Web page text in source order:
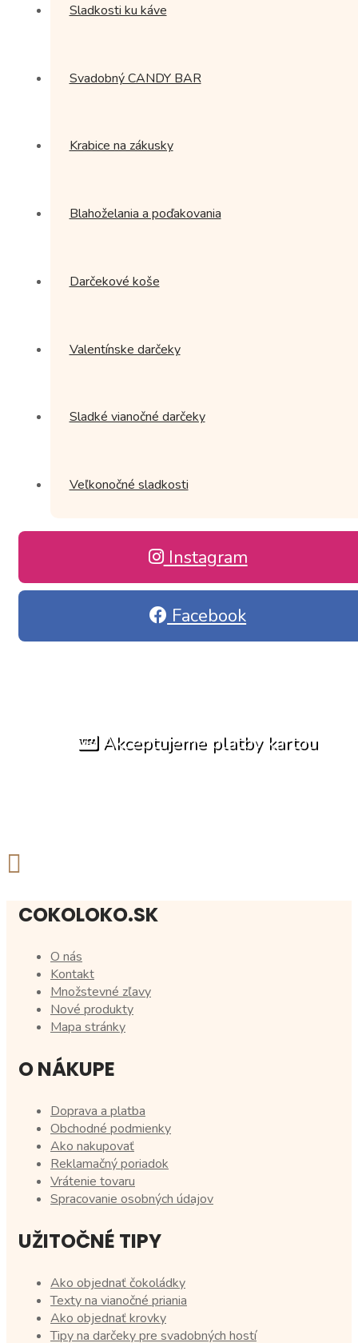
Sladkosti ku káve
Svadobný CANDY BAR
Krabice na zákusky
Blahoželania a poďakovania
Darčekové koše
Valentínske darčeky
Sladké vianočné darčeky
Veľkonočné sladkosti
Instagram
Facebook
Akceptujeme platby kartou
COKOLOKO.SK
O nás
Kontakt
Množstevné zľavy
Nové produkty
Mapa stránky
O NÁKUPE
Doprava a platba
Obchodné podmienky
Ako nakupovať
Reklamačný poriadok
Vrátenie tovaru
Spracovanie osobných údajov
UŽITOČNÉ TIPY
Ako objednať čokoládky
Texty na vianočné priania
Ako objednať krovky
Tipy na darčeky pre svadobných hostí